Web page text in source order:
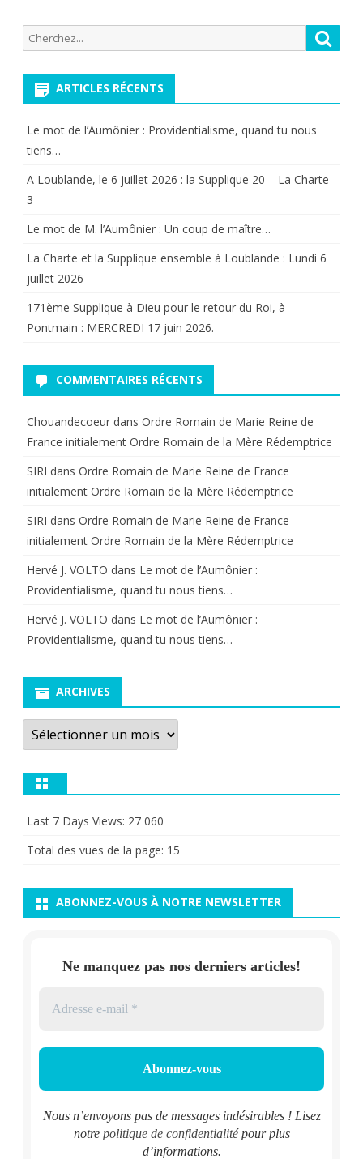
de
république
publications
Recherche
pour:
ARTICLES RÉCENTS
Le mot de l’Aumônier : Providentialisme, quand tu nous
tiens…
A Loublande, le 6 juillet 2026 : la Supplique 20 – La Charte
3
Le mot de M. l’Aumônier : Un coup de maître…
La Charte et la Supplique ensemble à Loublande : Lundi 6
juillet 2026
171ème Supplique à Dieu pour le retour du Roi, à
Pontmain : MERCREDI 17 juin 2026.
COMMENTAIRES RÉCENTS
Chouandecoeur dans Ordre Romain de Marie Reine de
France initialement Ordre Romain de la Mère Rédemptrice
SIRI dans Ordre Romain de Marie Reine de France
initialement Ordre Romain de la Mère Rédemptrice
SIRI dans Ordre Romain de Marie Reine de France
initialement Ordre Romain de la Mère Rédemptrice
Hervé J. VOLTO dans Le mot de l’Aumônier :
Providentialisme, quand tu nous tiens…
Hervé J. VOLTO dans Le mot de l’Aumônier :
Providentialisme, quand tu nous tiens…
ARCHIVES
Archives
Last 7 Days Views: 27 060
Total des vues de la page: 15
ABONNEZ-VOUS À NOTRE NEWSLETTER
Ne manquez pas nos derniers articles!
Nous n’envoyons pas de messages indésirables ! Lisez
notre politique de confidentialitépour plus
d’informations.